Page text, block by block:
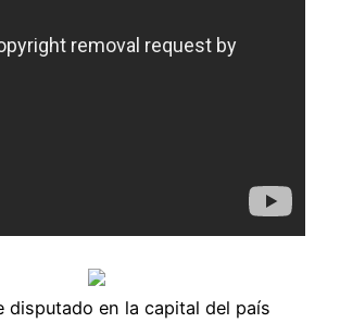
disputado en la capital del país